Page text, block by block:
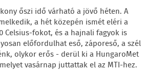
őszi idő várható a jövő héten. A
a hét közepén ismét eléri a
Celsius-fokot, és a hajnali fagyok is
előfordulhat eső, záporeső, a szél
olykor erős - derül ki a HungaroMet
vasárnap juttattak el az MTI-hez.